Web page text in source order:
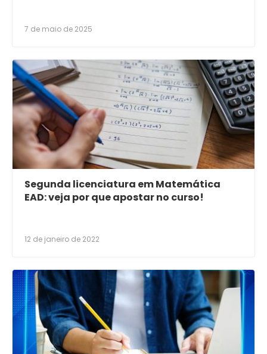
7 de maio de 2025
Segunda licenciatura em Matemática
EAD: veja por que apostar no curso!
12 de janeiro de 2022